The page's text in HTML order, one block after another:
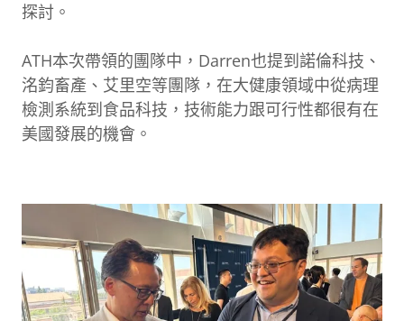
探討。
ATH本次帶領的團隊中，Darren也提到諾倫科技、
洺鈞畜產、艾里空等團隊，在大健康領域中從病理
檢測系統到食品科技，技術能力跟可行性都很有在
美國發展的機會。